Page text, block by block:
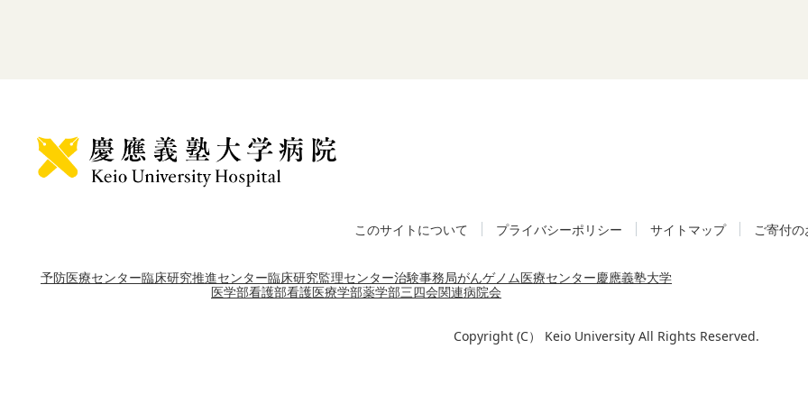
このサイトについて プライバシーポリシー サイトマップ ご寄付
予防医療センター臨床研究推進センター臨床研究監理センター治験事務局がんゲノム医療センター慶應義塾大学
医学部看護部看護医療学部薬学部三四会関連病院会
Copyright (C） Keio University All Rights Reserved.